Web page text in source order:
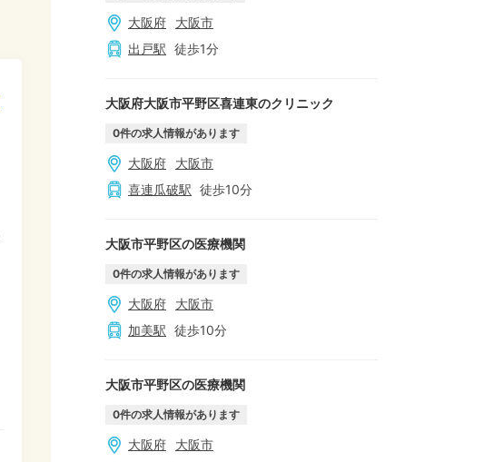
大阪府
大阪市
出戸駅 徒歩1分
大阪府大阪市平野区喜連東のクリニック
0件の求人情報があります
大阪府
大阪市
喜連瓜破駅 徒歩10分
大阪市平野区の医療機関
0件の求人情報があります
大阪府
大阪市
加美駅 徒歩10分
大阪市平野区の医療機関
0件の求人情報があります
大阪府
大阪市